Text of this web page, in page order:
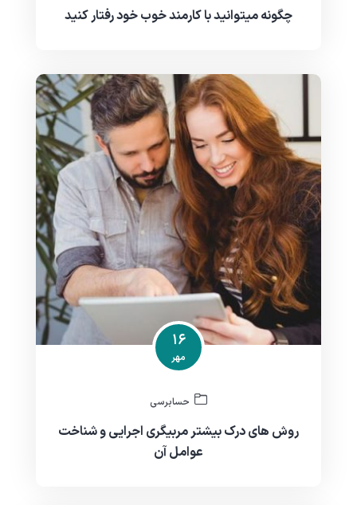
چگونه میتوانید با کارمند خوب خود رفتار کنید
۱۶
مهر
حسابرسی
روش های درک بیشتر مربیگری اجرایی و شناخت
عوامل آن